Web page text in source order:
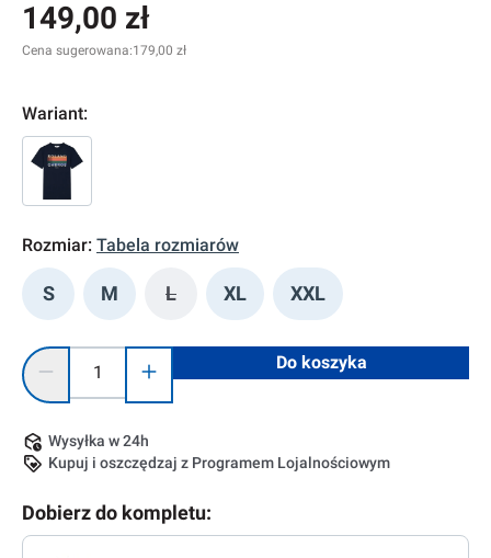
149,00 zł
Cena sugerowana:179,00 zł
Wariant:
Rozmiar: Tabela rozmiarów
S M L(Ta opcja jest obecnie niedostępna.)
XL XXL
Ilość produktu: Wprowadź żądaną ilość lub użyj
Do koszyka
Wysyłka w 24h
Kupuj i oszczędzaj z Programem Lojalnościowym
Dobierz do kompletu: